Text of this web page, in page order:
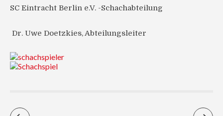
SC Eintracht Berlin e.V. -Schachabteilung
Dr. Uwe Doetzkies, Abteilungsleiter